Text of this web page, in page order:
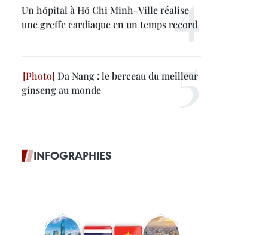
Un hôpital à Hô Chi Minh-Ville réalise
une greffe cardiaque en un temps record
Da Nang : le berceau du meilleur
ginseng au monde
INFOGRAPHIES